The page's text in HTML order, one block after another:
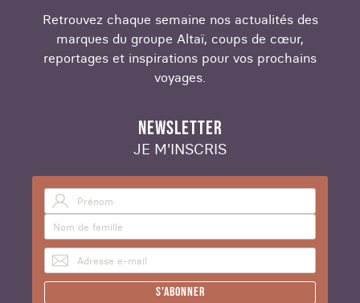
Retrouvez chaque semaine nos actualités des
marques du groupe Altaï, coups de cœur,
reportages et inspirations pour vos prochains
voyages.
NEWSLETTER
JE M'INSCRIS
S'abonner